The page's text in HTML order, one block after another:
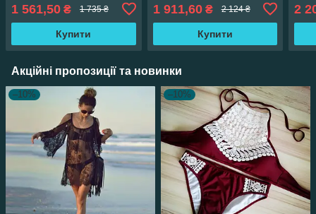
1 561,50 ₴ 1 735 ₴
Купити
1 911,60₴ 2 124 ₴
Купити
2
Акційні пропозиції та новинки
–10% –10%